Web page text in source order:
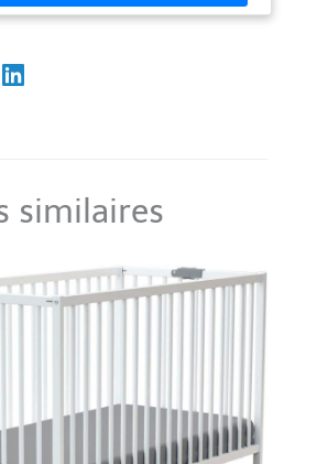
pour réduire la douleur de votre dos
de plein air telles que le camping, la
similaires